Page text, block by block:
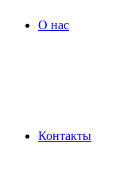
О нас
Контакты